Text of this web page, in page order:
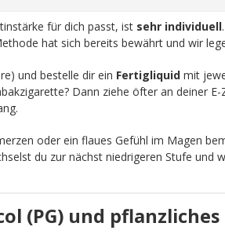
für dich passt, ist sehr individuell
hat sich bereits bewährt und wir
und bestelle dir ein Fertigliquidmit
Dann ziehe öfter an deiner
oder ein flaues Gefühl im Magen
du zur nächst niedrigeren Stufe und
(PG) und pflanzliches